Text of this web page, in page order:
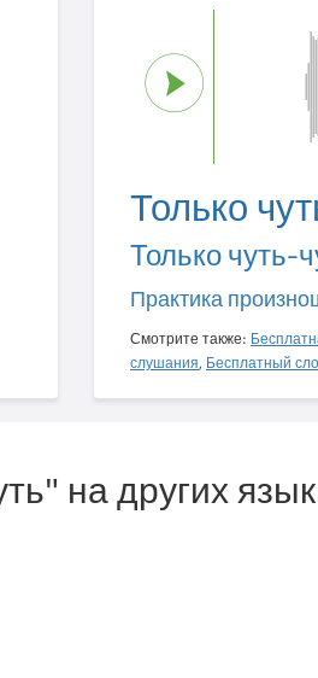
Только
Только чуть-
Практика
Смотрите также:
слушания, Бесплатный
на других